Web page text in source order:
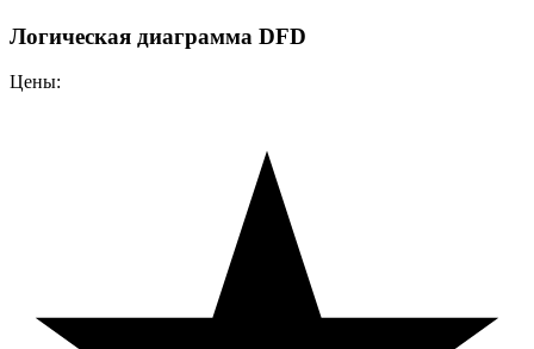
Логическая диаграмма DFD
Цены: